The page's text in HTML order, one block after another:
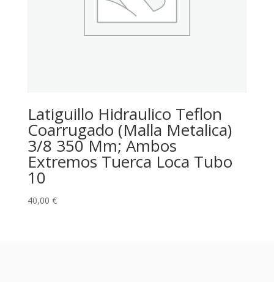
Latiguillo Hidraulico Teflon
Coarrugado (Malla Metalica)
3/8 350 Mm; Ambos
Extremos Tuerca Loca Tubo
10
40,00 €